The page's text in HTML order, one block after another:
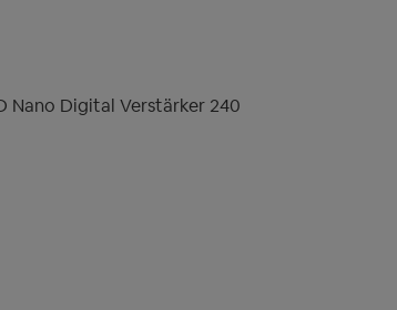
Nano Digital Verstärker 240